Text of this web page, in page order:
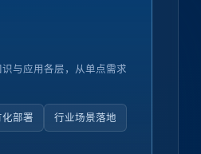
与应用各层，从单点需求
部署 行业场景落地